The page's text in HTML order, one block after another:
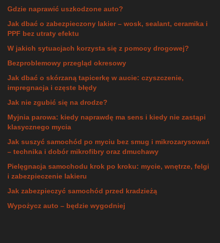
Gdzie naprawić uszkodzone auto?
Jak dbać o zabezpieczony lakier – wosk, sealant, ceramika i
PPF bez utraty efektu
W jakich sytuacjach korzysta się z pomocy drogowej?
Bezproblemowy przegląd okresowy
Jak dbać o skórzaną tapicerkę w aucie: czyszczenie,
impregnacja i częste błędy
Jak nie zgubić się na drodze?
Myjnia parowa: kiedy naprawdę ma sens i kiedy nie zastąpi
klasycznego mycia
Jak suszyć samochód po myciu bez smug i mikrozarysowań
– technika i dobór mikrofibry oraz dmuchawy
Pielęgnacja samochodu krok po kroku: mycie, wnętrze, felgi
i zabezpieczenie lakieru
Jak zabezpieczyć samochód przed kradzieżą
Wypożycz auto – będzie wygodniej